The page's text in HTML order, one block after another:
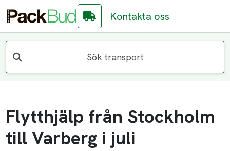
Kontakta oss
Sök transport
Flytthjälp från Stockholm
till Varberg i juli